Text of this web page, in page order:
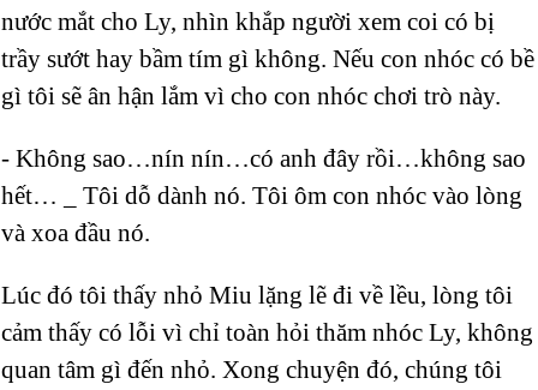
nước mắt cho Ly, nhìn khắp người xem coi có bị
trầy sướt hay bầm tím gì không. Nếu con nhóc có bề
gì tôi sẽ ân hận lắm vì cho con nhóc chơi trò này.
- Không sao…nín nín…có anh đây rồi…không sao
hết… _ Tôi dỗ dành nó. Tôi ôm con nhóc vào lòng
và xoa đầu nó.
Lúc đó tôi thấy nhỏ Miu lặng lẽ đi về lều, lòng tôi
cảm thấy có lỗi vì chỉ toàn hỏi thăm nhóc Ly, không
quan tâm gì đến nhỏ. Xong chuyện đó, chúng tôi